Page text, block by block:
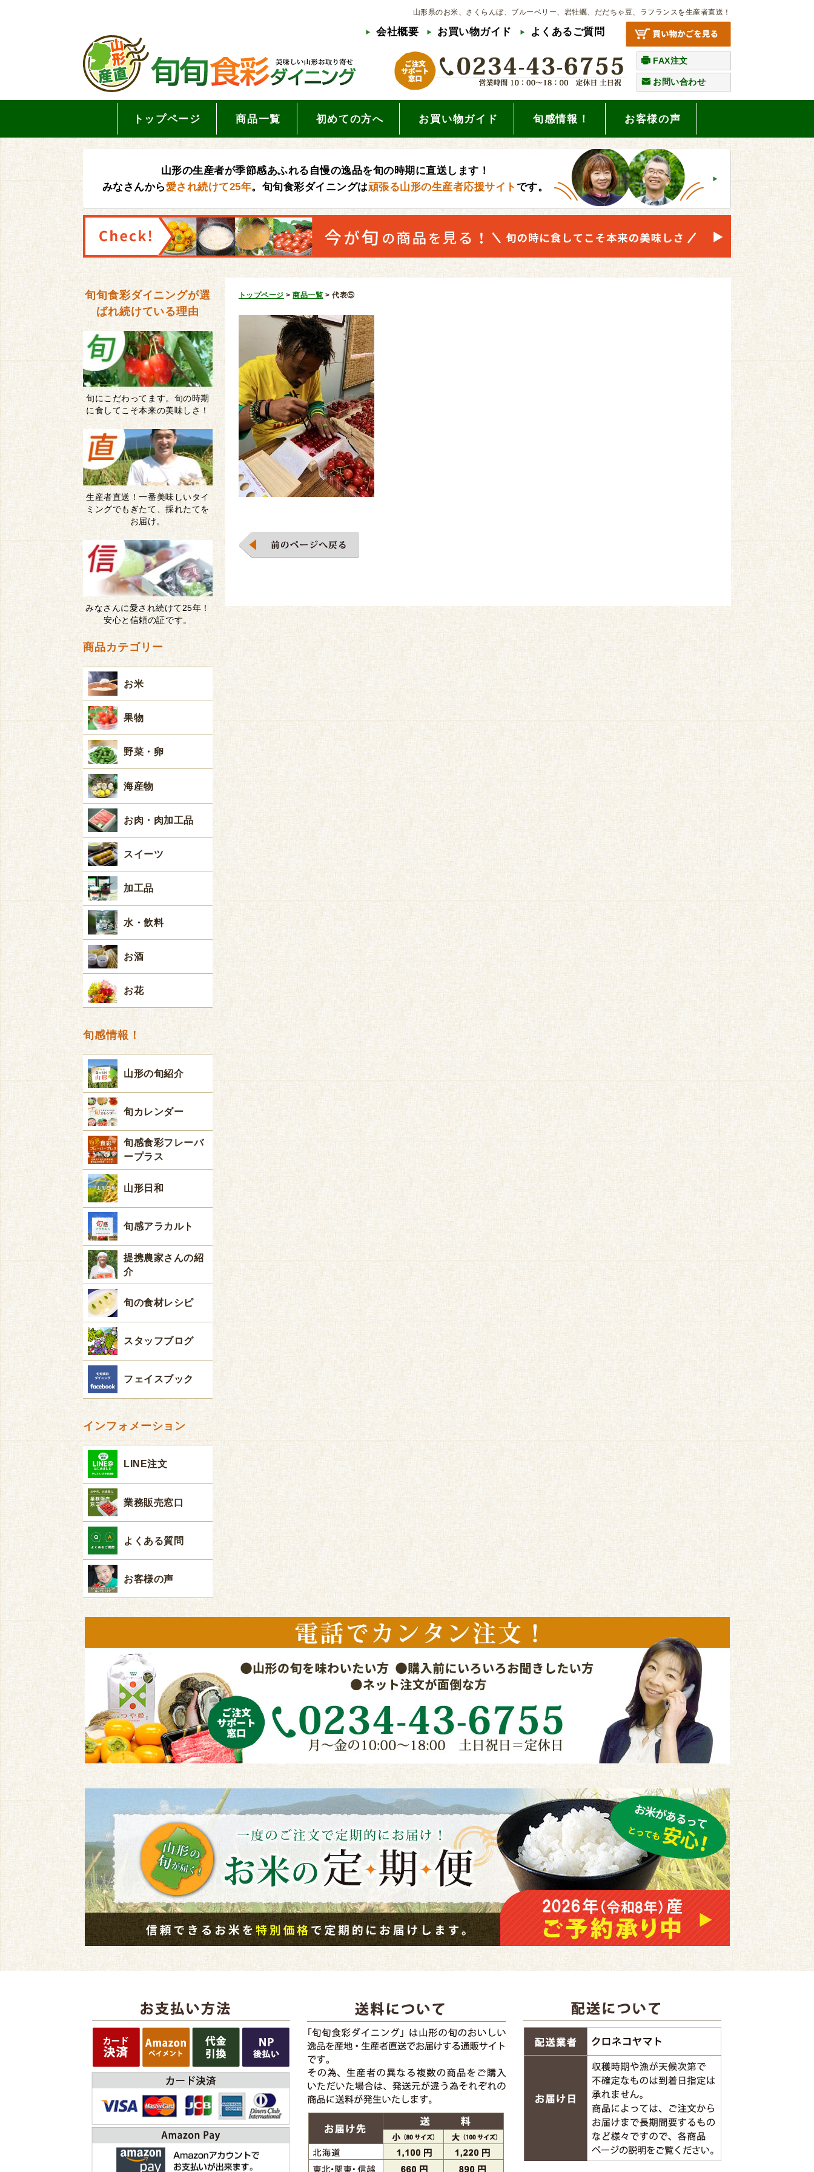
山形県のお米、さくらんぼ、ブルーベリー、岩牡蠣、だだちゃ豆、ラフランスを生産者直送！
会社概要 お買い物ガイド よくあるご質問
FAX注文
お問い合わせ
トップページ 商品一覧 初めての方へ お買い物ガイド 旬感情報！ お客様の声
山形の生産者が季節感あふれる自慢の逸品を旬の時期に直送します！
みなさんから愛され続けて25年。旬旬食彩ダイニングは頑張る山形の生産者応援サイト です。
トップページ >商品一覧 > 代表⑤
旬旬食彩ダイニングが選
ばれ続けている理由
旬にこだわってます。旬の時期
に食してこそ本来の美味しさ！
生産者直送！一番美味しいタイ
ミングでもぎたて、採れたてを
お届け。
みなさんに愛され続けて25年！
安心と信頼の証です。
商品カテゴリー
お米
果物
野菜・卵
海産物
お肉・肉加工品
スイーツ
加工品
水・飲料
お酒
お花
旬感情報！
山形の旬紹介
旬カレンダー
旬感食彩フレーバ
ープラス
山形日和
旬感アラカルト
提携農家さんの紹
介
旬の食材レシピ
スタッフブログ
フェイスブック
インフォメーション
LINE注文
業務販売窓口
よくある質問
お客様の声